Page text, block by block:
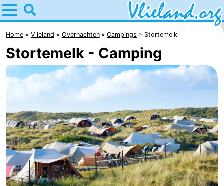
Home
Vlieland
Tips
Voor
Overnachten
Appartementen
-
Home Vlieland Overnachten Campings Stortemelk
Stortemelk - Camping